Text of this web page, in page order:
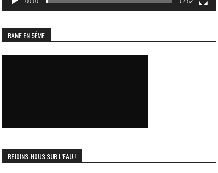
00:00 02:52
RAME EN 5ÉME
REJOINS-NOUS SUR L’EAU !